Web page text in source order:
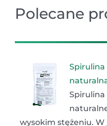
Polecane
Spirulina
Spirulina
wysokim stężeniu. W